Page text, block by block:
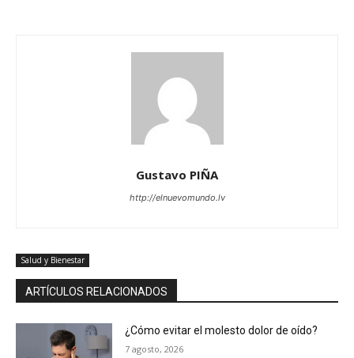
Gustavo PIÑA
http://elnuevomundo.lv
Salud y Bienestar
ARTÍCULOS RELACIONADOS
¿Cómo evitar el molesto dolor de oído?
7 agosto, 2026